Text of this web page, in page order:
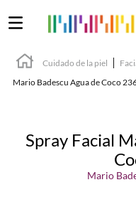
Cuidado de la piel
Mario Badescu Agua de Coco
Spray Facial
Mario